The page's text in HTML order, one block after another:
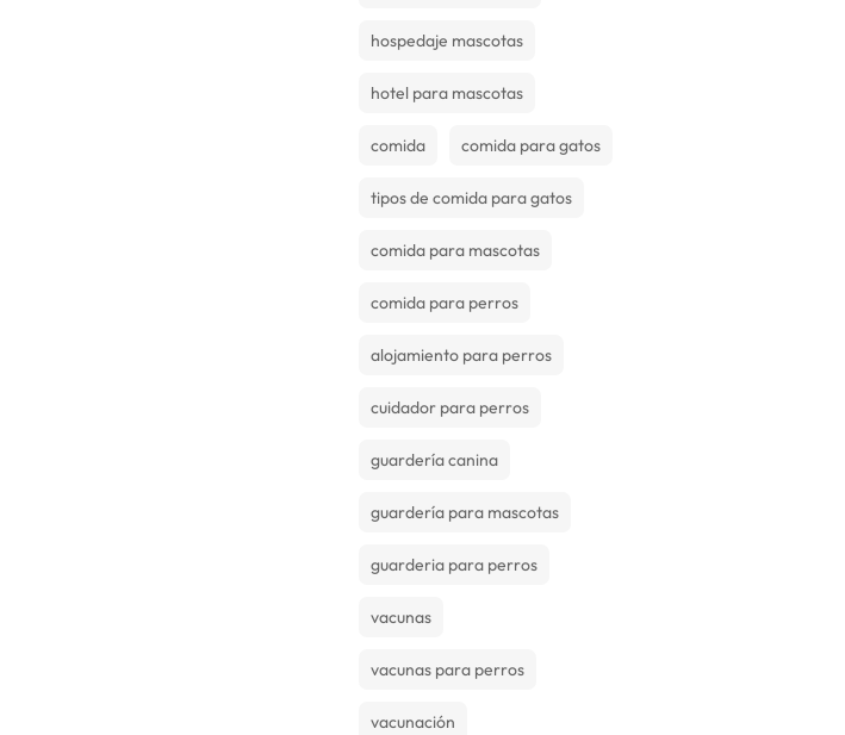
hospedaje mascotas
hotel para mascotas
comida comida para gatos
tipos de comida para gatos
comida para mascotas
comida para perros
alojamiento para perros
cuidador para perros
guardería canina
guardería para mascotas
guarderia para perros
vacunas
vacunas para perros
vacunación